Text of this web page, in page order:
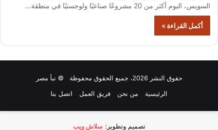
السويس، اليوم أكثر من 20 مشروعًا صناعيًا ولوجستيًا في منطقة…
أكمل القراءة »
حقوق النشر 2026، جميع الحقوق محفوظة © نبأ مصر
الرئيسية
من نحن فريق العمل اتصل بنا
تصميم وتطوير: سلاش ويب